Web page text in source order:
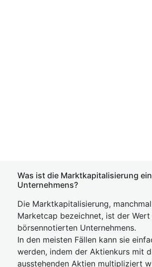
Was ist die Marktkapitalisierung
Unternehmens?
Die Marktkapitalisierung,
Marketcap bezeichnet, ist der Wert
börsennotierten Unternehmens.
In den meisten Fällen kann sie
werden, indem der Aktienkurs mit
ausstehenden Aktien multipliziert